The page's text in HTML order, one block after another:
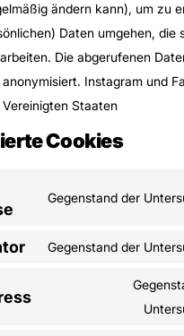
ändern kann), um zu
Daten umgehen, die
Die abgerufenen
Instagram und
Staaten
Cookies
Gegenstand der
Gegenstand der